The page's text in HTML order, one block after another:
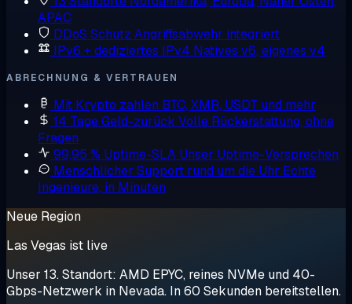
APAC
DDoS Schutz Angriffsabwehr integriert
IPv6 + dediziertes IPv4 Natives v6, eigenes v4
ABRECHNUNG & VERTRAUEN
Mit Krypto zahlen BTC, XMR, USDT und mehr
14 Tage Geld-zurück Volle Rückerstattung, ohne
Fragen
99,95 % Uptime-SLA Unser Uptime-Versprechen
Menschlicher Support rund um die Uhr Echte
Ingenieure, in Minuten
Neue Region
Las Vegas ist live
Unser 13. Standort: AMD EPYC, reines NVMe und 40-
Gbps-Netzwerk in Nevada. In 60 Sekunden bereitstellen.